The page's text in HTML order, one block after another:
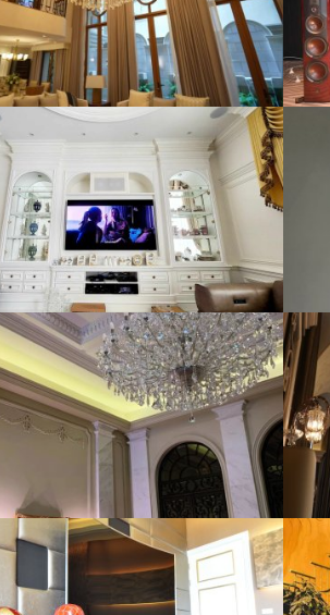
3960 View
Multiroom Audio 8 Zone
3441 View
THE GRAND PIN-KLAO
5711 View
DOI CHAANG COFFEE